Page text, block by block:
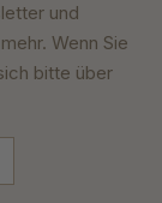
und
Wenn Sie
bitte über